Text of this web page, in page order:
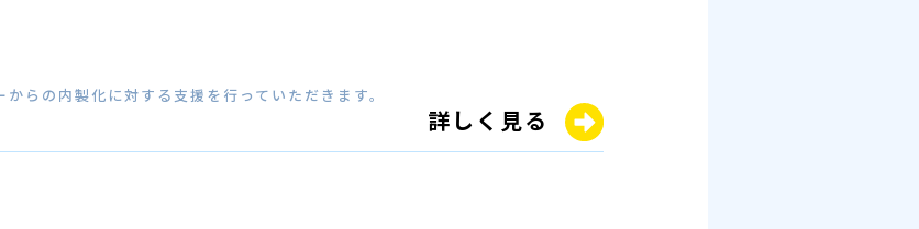
らの内製化に対する支援を行っていただきます。
詳しく見る